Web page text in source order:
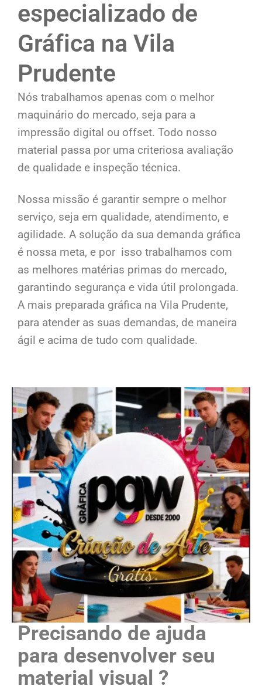
especializado de
Gráfica na Vila
Prudente
Nós trabalhamos apenas com o melhor
maquinário do mercado, seja para a
impressão digital ou offset. Todo nosso
material passa por uma criteriosa avaliação
de qualidade e inspeção técnica.
Nossa missão é garantir sempre o melhor
serviço, seja em qualidade, atendimento, e
agilidade. A solução da sua demanda gráfica
é nossa meta, e por isso trabalhamos com
as melhores matérias primas do mercado,
garantindo segurança e vida útil prolongada.
A mais preparada gráfica na Vila Prudente,
para atender as suas demandas, de maneira
ágil e acima de tudo com qualidade.
Precisando de ajuda
para desenvolver seu
material visual ?